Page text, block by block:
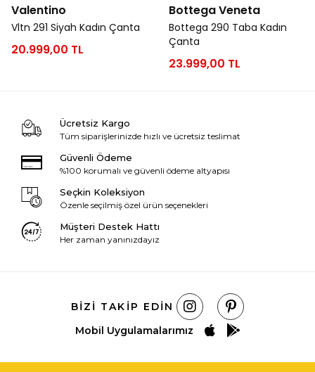
Valentino
Vltn 291 Siyah Kadın Çanta
20.999,00 TL
Bottega Veneta
Bottega 290 Taba Kadın
Çanta
23.999,00 TL
Ücretsiz Kargo
Tüm siparişlerinizde hızlı ve ücretsiz teslimat
Güvenli Ödeme
%100 korumalı ve güvenli ödeme altyapısı
Seçkin Koleksiyon
Özenle seçilmiş özel ürün seçenekleri
Müşteri Destek Hattı
Her zaman yanınızdayız
BIZI TAKIP EDIN
Mobil Uygulamalarımız